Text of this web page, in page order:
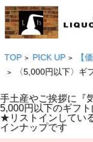
TOP > PICK UP > 【
> 〈5,000円以下〉
手土産やご挨拶に『
5,000円以下のギフト
★リストインしてい
インナップです